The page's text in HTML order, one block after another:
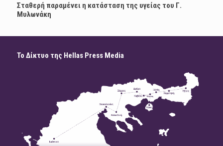
Σταθερή παραμένει η κατάσταση της υγείας του Γ.
Μυλωνάκη
Το Δίκτυο της Hellas Press Media